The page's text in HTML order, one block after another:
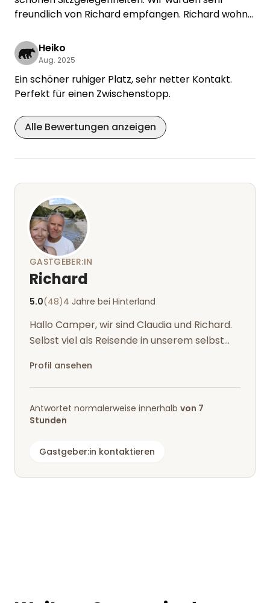
freundlich von Richard empfangen. Richard wohnt
so ganz unser Ding. Aber das ist natürlich eine sehr
individuelle Einschätzung. Wir waren auf der
Durchreise und hatten einen schönen Abend und
eine ruhige Nacht. Es gibt schöne Wege direkt vom
Platz aus um mit den Hunden zu laufen. Vielen
Dank für alles.
Heiko
Aug. 2025
Ein schöner ruhiger Platz, sehr netter Kontakt.
Perfekt für einen Zwischenstopp.
Alle Bewertungen anzeigen
GASTGEBER:IN
Richard
5.0(48)4 Jahre bei Hinterland
Hallo Camper, wir sind Claudia und Richard.
Selbst viel als Reisende in unserem selbst
Profil ansehen
Antwortet normalerweise innerhalb von 7
Stunden
Gastgeber:in kontaktieren